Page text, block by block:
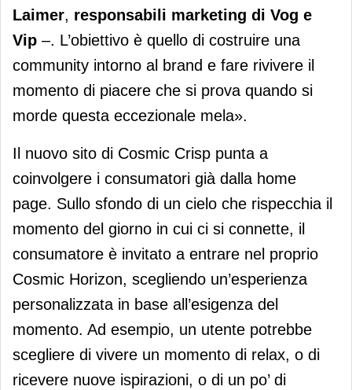
Laimer, responsabili marketing di Vog e
Vip –. L’obiettivo è quello di costruire una
community intorno al brand e fare rivivere il
momento di piacere che si prova quando si
morde questa eccezionale mela».
Il nuovo sito di Cosmic Crisp punta a
coinvolgere i consumatori già dalla home
page. Sullo sfondo di un cielo che rispecchia il
momento del giorno in cui ci si connette, il
consumatore è invitato a entrare nel proprio
Cosmic Horizon, scegliendo un’esperienza
personalizzata in base all’esigenza del
momento. Ad esempio, un utente potrebbe
scegliere di vivere un momento di relax, o di
ricevere nuove ispirazioni, o di un po’ di